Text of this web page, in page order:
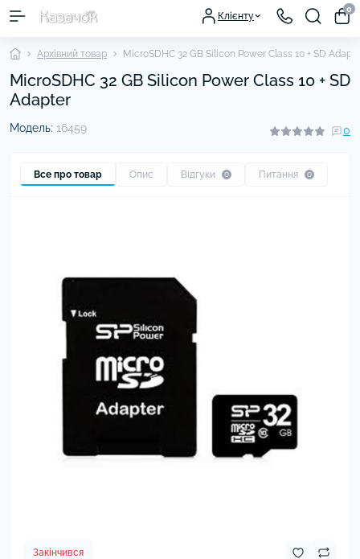
Клієнту
0
Архівний товар MicroSDHC 32 GB Silicon Power Class 10 + SD
MicroSDHC 32 GB Silicon Power Class 10 + SD
Adapter
Модель: 16459 0
Все про товар Опис Відгуки 0 Питання 0
Закінчився